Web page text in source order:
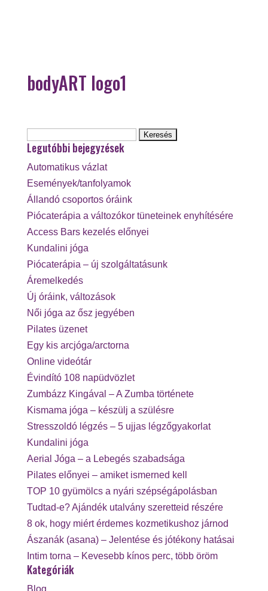
bodyART logo1
Legutóbbi bejegyzések
Automatikus vázlat
Események/tanfolyamok
Állandó csoportos óráink
Piócaterápia a változókor tüneteinek enyhítésére
Access Bars kezelés előnyei
Kundalini jóga
Piócaterápia – új szolgáltatásunk
Áremelkedés
Új óráink, változások
Női jóga az ősz jegyében
Pilates üzenet
Egy kis arcjóga/arctorna
Online videótár
Évindító 108 napüdvözlet
Zumbázz Kingával – A Zumba története
Kismama jóga – készülj a szülésre
Stresszoldó légzés – 5 ujjas légzőgyakorlat
Kundalini jóga
Aerial Jóga – a Lebegés szabadsága
Pilates előnyei – amiket ismerned kell
TOP 10 gyümölcs a nyári szépségápolásban
Tudtad-e? Ajándék utalvány szeretteid részére
8 ok, hogy miért érdemes kozmetikushoz járnod
Ászanák (asana) – Jelentése és jótékony hatásai
Intim torna – Kevesebb kínos perc, több öröm
Kategóriák
Blog